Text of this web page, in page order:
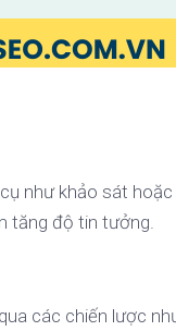
như khảo sát hoặc
tăng độ tin tưởng.
các chiến lược